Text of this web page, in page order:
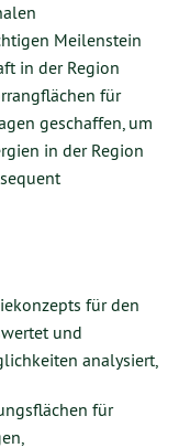
Meilenstein
in der Region
für
geschaffen, um
in der Region
für den
und
analysiert,
für